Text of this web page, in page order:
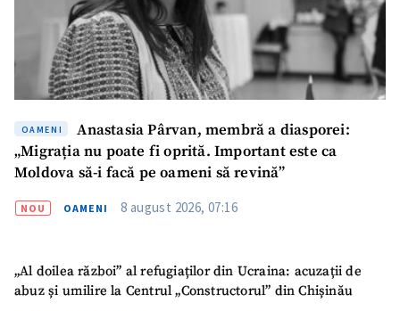
SUSȚINE
OAMENI
Anastasia Pârvan, membră a diasporei:
„Migrația nu poate fi oprită. Important este ca
Moldova să-i facă pe oameni să revină”
NOU OAMENI 8 august 2026, 07:16
„Al doilea război” al refugiaților din Ucraina: acuzații de
abuz și umilire la Centrul „Constructorul” din Chișinău